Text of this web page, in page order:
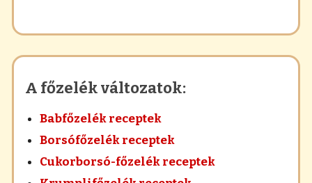
A főzelék változatok:
Babfőzelék receptek
Borsófőzelék receptek
Cukorborsó-főzelék receptek